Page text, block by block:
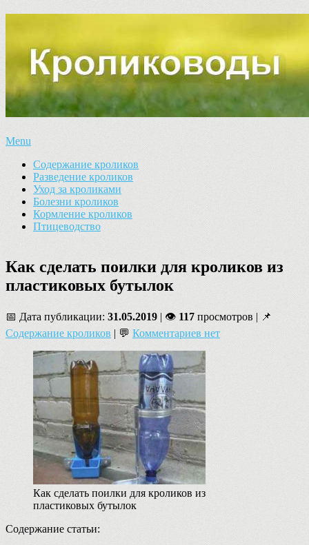
Menu
Содержание кроликов
Разведение кроликов
Уход за кроликами
Болезни кроликов
Кормление кроликов
Птицеводство
Как сделать поилки для кроликов из
пластиковых бутылок
📅 Дата публикации: 31.05.2019 | 👁 117 просмотров | 📌
Содержание кроликов | 💬 Комментариев нет
Как сделать поилки для кроликов из
пластиковых бутылок
Содержание статьи: